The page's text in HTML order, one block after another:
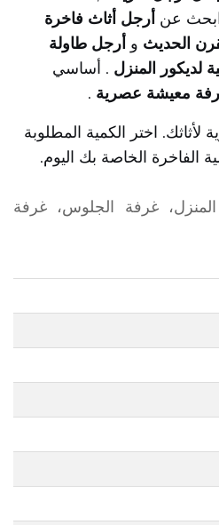
عن أرجل أثاث فاخرة
الحديث و أرجل طاولة
لديكور المنزل . أساسي
معيشة عصرية .
اختر الكمية المطلوبة
الفاخرة الخاصة بك اليوم.
غرفة الجلوس، غرفة